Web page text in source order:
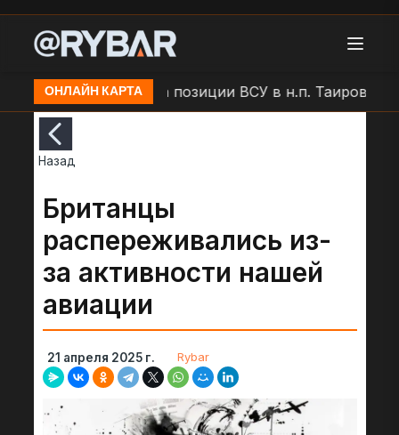
ОНЛАЙН КАРТАна позиции ВСУ в н.п. Таирово
Назад
Британцы
распереживались из-
за активности нашей
авиации
21 апреля 2025 г. Rybar